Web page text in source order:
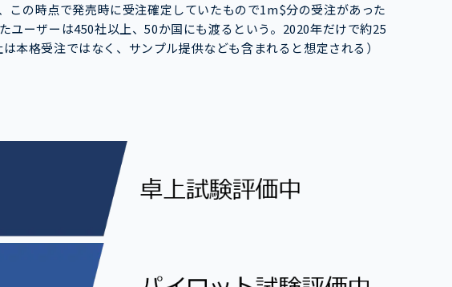
この時点で発売時に受注確定していたもので1m$分の受注があった
ユーザーは450社以上、50か国にも渡るという。2020年だけで約25
本格受注ではなく、サンプル提供なども含まれると想定される）